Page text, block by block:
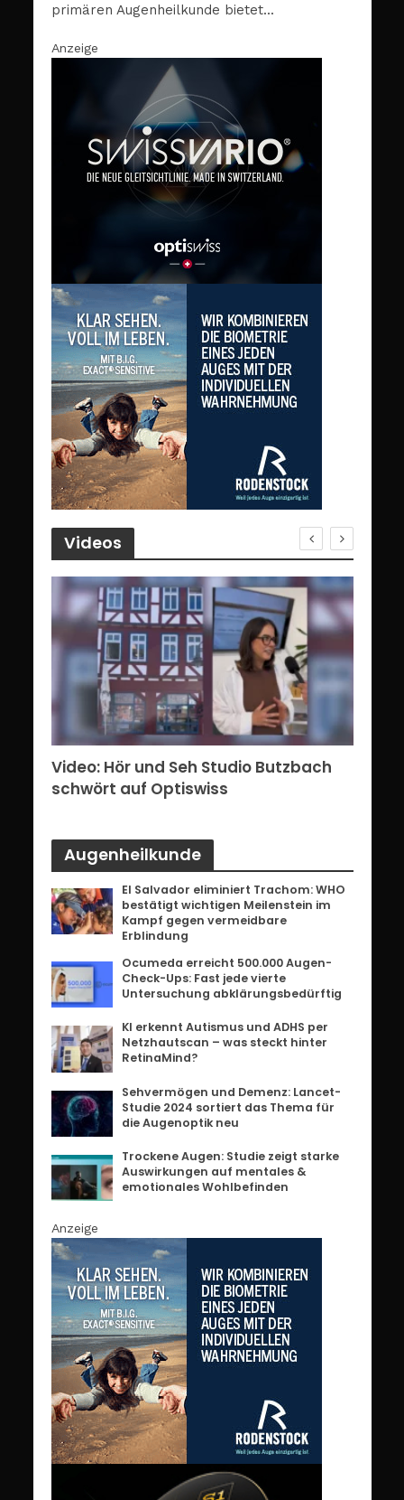
primären Augenheilkunde bietet...
Anzeige
Videos
Video: Hör und Seh Studio Butzbach
schwört auf Optiswiss
Augenheilkunde
El Salvador eliminiert Trachom: WHO
bestätigt wichtigen Meilenstein im
Kampf gegen vermeidbare
Erblindung
Ocumeda erreicht 500.000 Augen-
Check-Ups: Fast jede vierte
Untersuchung abklärungsbedürftig
KI erkennt Autismus und ADHS per
Netzhautscan – was steckt hinter
RetinaMind?
Sehvermögen und Demenz: Lancet-
Studie 2024 sortiert das Thema für
die Augenoptik neu
Trockene Augen: Studie zeigt starke
Auswirkungen auf mentales &
emotionales Wohlbefinden
Anzeige